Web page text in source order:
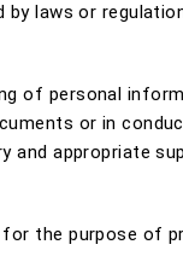
by laws or
of personal
or in
and appropriate
for the purpose of